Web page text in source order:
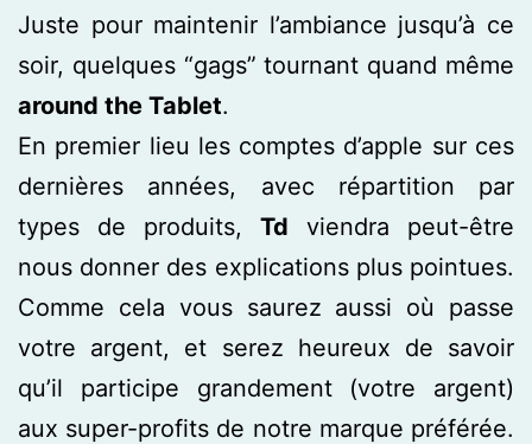
Juste pour maintenir l’ambiance jusqu’à ce
soir, quelques “gags” tournant quand même
around the Tablet.
En premier lieu les comptes d’apple sur ces
dernières années, avec répartition par
types de produits, Td viendra peut-être
nous donner des explications plus pointues.
Comme cela vous saurez aussi où passe
votre argent, et serez heureux de savoir
qu’il participe grandement (votre argent)
aux super-profits de notre marque préférée.